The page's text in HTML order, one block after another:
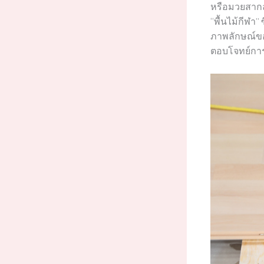
หรือมวยสา
“พื้นไม้กีฬา
ภาพลักษณ์ข
ตอบโจทย์กา